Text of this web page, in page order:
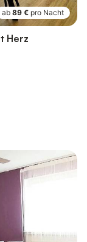
ab 89 € pro Nacht
Herz